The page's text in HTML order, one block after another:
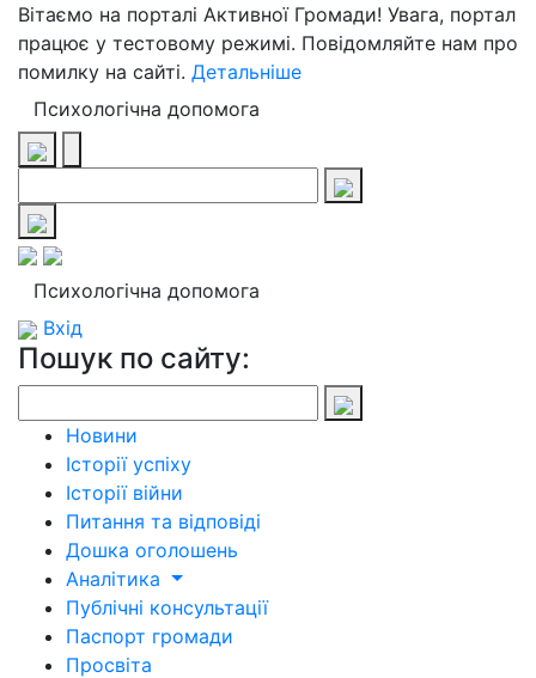
Вітаємо на порталі Активної Громади! Увага, портал
працює у тестовому режимі. Повідомляйте нам про
помилку на сайті. Детальніше
Психологічна допомога
Психологічна допомога
Вхід
Пошук по сайту:
Новини
Історії успіху
Історії війни
Питання та відповіді
Дошка оголошень
Аналітика
Публічні консультації
Паспорт громади
Просвіта